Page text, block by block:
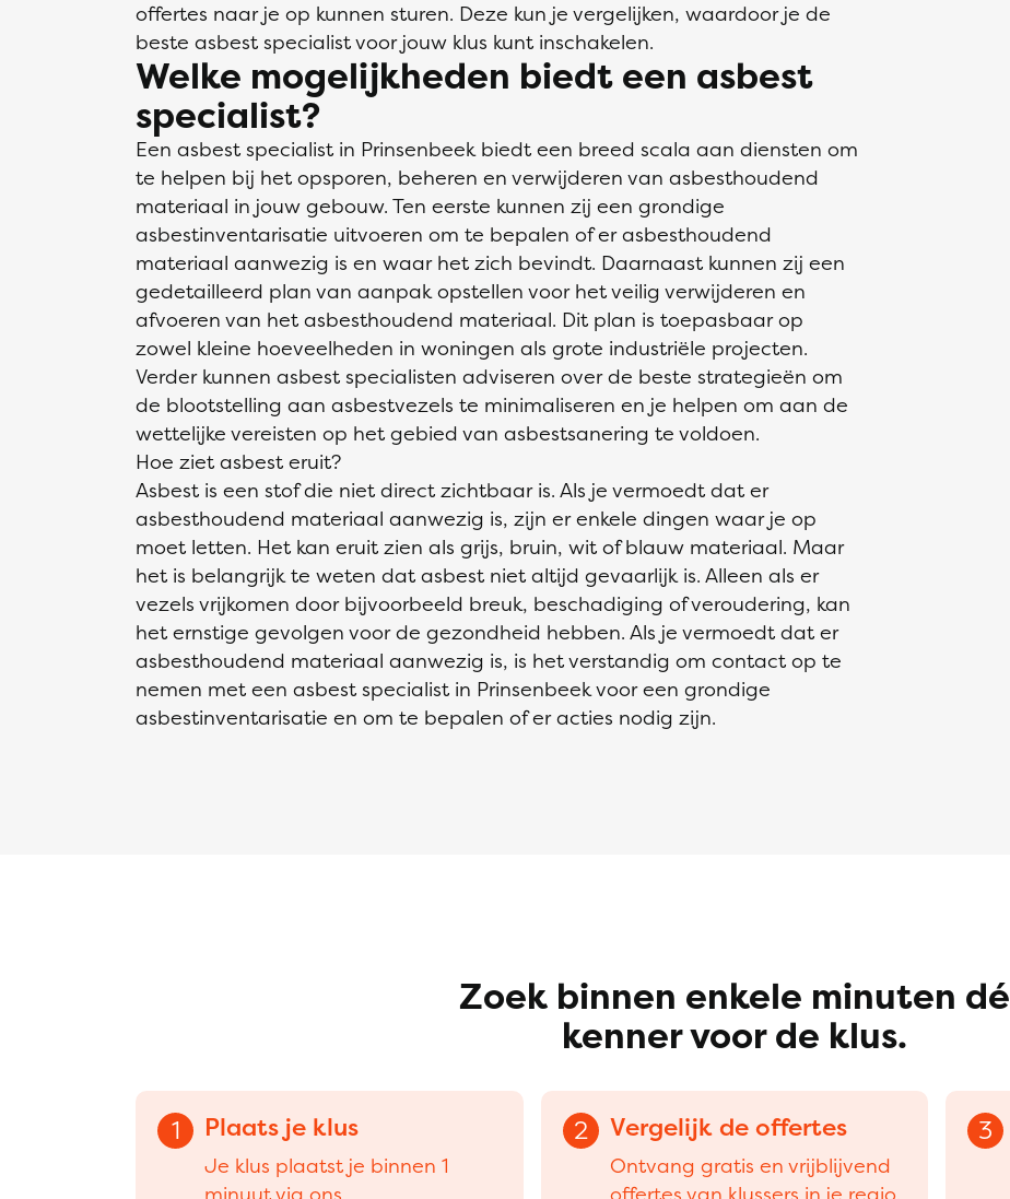
offertes naar je op kunnen sturen. Deze kun je vergelijken, waardoor je de
beste asbest specialist voor jouw klus kunt inschakelen.
Welke mogelijkheden biedt een asbest
specialist?
Een asbest specialist in Prinsenbeek biedt een breed scala aan diensten om
te helpen bij het opsporen, beheren en verwijderen van asbesthoudend
materiaal in jouw gebouw. Ten eerste kunnen zij een grondige
asbestinventarisatie uitvoeren om te bepalen of er asbesthoudend
materiaal aanwezig is en waar het zich bevindt. Daarnaast kunnen zij een
gedetailleerd plan van aanpak opstellen voor het veilig verwijderen en
afvoeren van het asbesthoudend materiaal. Dit plan is toepasbaar op
zowel kleine hoeveelheden in woningen als grote industriële projecten.
Verder kunnen asbest specialisten adviseren over de beste strategieën om
de blootstelling aan asbestvezels te minimaliseren en je helpen om aan de
wettelijke vereisten op het gebied van asbestsanering te voldoen.
Hoe ziet asbest eruit?
Asbest is een stof die niet direct zichtbaar is. Als je vermoedt dat er
asbesthoudend materiaal aanwezig is, zijn er enkele dingen waar je op
moet letten. Het kan eruit zien als grijs, bruin, wit of blauw materiaal. Maar
het is belangrijk te weten dat asbest niet altijd gevaarlijk is. Alleen als er
vezels vrijkomen door bijvoorbeeld breuk, beschadiging of veroudering, kan
het ernstige gevolgen voor de gezondheid hebben. Als je vermoedt dat er
asbesthoudend materiaal aanwezig is, is het verstandig om contact op te
nemen met een asbest specialist in Prinsenbeek voor een grondige
asbestinventarisatie en om te bepalen of er acties nodig zijn.
Zoek binnen enkele minuten dé
kenner voor de klus.
1 Plaats je klus
Je klus plaatst je binnen 1
2 Vergelijk de offertes
Ontvang gratis en vrijblijvend
3